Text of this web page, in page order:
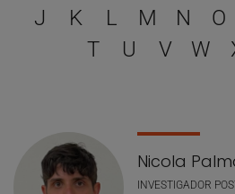
J
K L M N O
T
U V W
Llistat de personal
Nicola
INVESTIGADOR